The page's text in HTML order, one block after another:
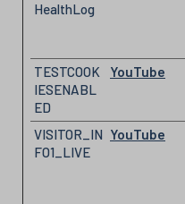
HealthLog
TESTCOOK
IESENABL
ED
YouTube
VISITOR_IN
FO1_LIVE
YouTube